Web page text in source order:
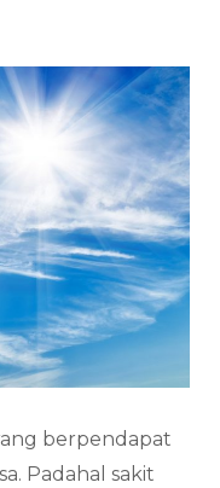
berpendapat
Padahal sakit